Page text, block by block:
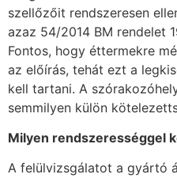
szellőzőit rendszeresen
azaz 54/2014 BM rendelet
Fontos, hogy éttermekre
az előírás, tehát ezt a
kell tartani. A
semmilyen külön
Milyen rendszerességgel
A felülvizsgálatot a gyártó